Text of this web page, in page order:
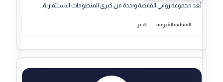
تُعد مجموعة روابي القابضة واحدة من كبرى المنظومات الاستثمارية...
المنطقة الشرقية الخبر